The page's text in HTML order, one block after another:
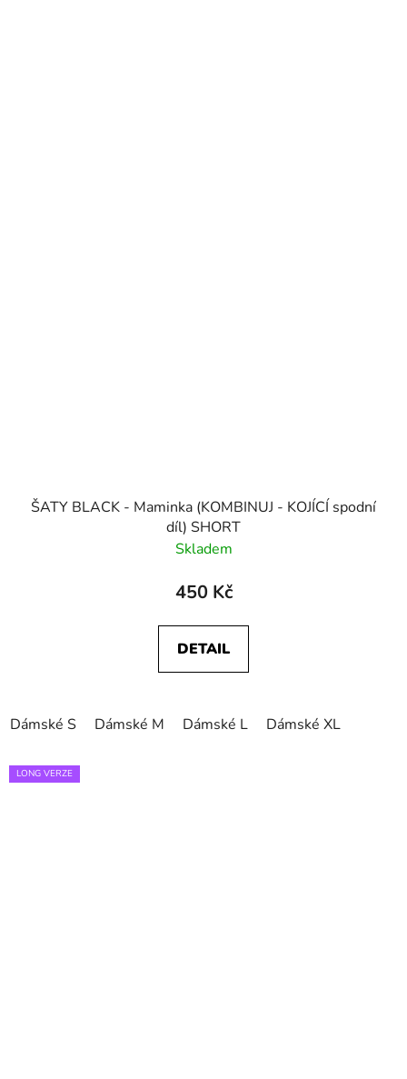
ŠATY BLACK - Maminka (KOMBINUJ - KOJÍCÍ spodní
díl) SHORT
Skladem
450 Kč
DETAIL
Dámské S Dámské M Dámské L Dámské XL
LONG VERZE